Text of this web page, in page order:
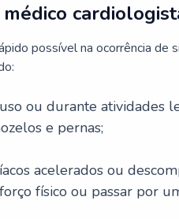
possível na ocorrência de
ou durante atividades
e pernas;
acelerados ou
físico ou passar por